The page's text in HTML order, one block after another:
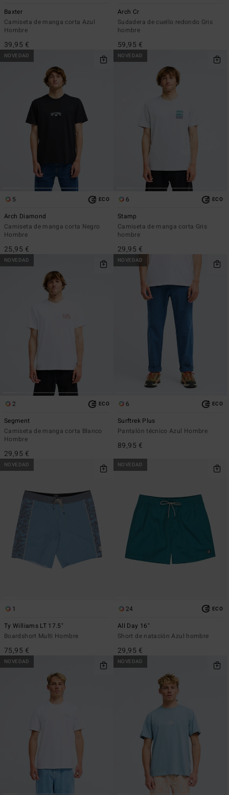
Baxter
Camiseta de manga corta Azul
Hombre
39,95 €
Arch Cr
Sudadera de cuello redondo Gris
hombre
59,95 €
NOVEDAD
5 ECO
Arch Diamond
Camiseta de manga corta Negro
Hombre
25,95 €
NOVEDAD
6 ECO
Stamp
Camiseta de manga corta Gris
hombre
29,95 €
NOVEDAD
2 ECO
Segment
Camiseta de manga corta Blanco
Hombre
29,95 €
NOVEDAD
6 ECO
Surftrek Plus
Pantalón técnico Azul Hombre
89,95 €
NOVEDAD
1
Ty Williams LT 17.5"
Boardshort Multi Hombre
75,95 €
NOVEDAD
24 ECO
All Day 16"
Short de natación Azul hombre
29,95 €
NOVEDAD NOVEDAD